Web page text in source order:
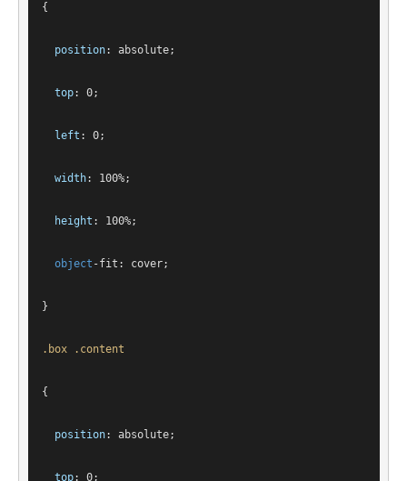
{
position: absolute;
top: 0;
left : 0;
width: 100%;
height : 100%;
object -fit : cover;
}
.box .content
{
position: absolute;
top: 0;